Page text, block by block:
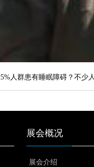
人群患有睡眠障碍？不少
展会概况
展会介绍